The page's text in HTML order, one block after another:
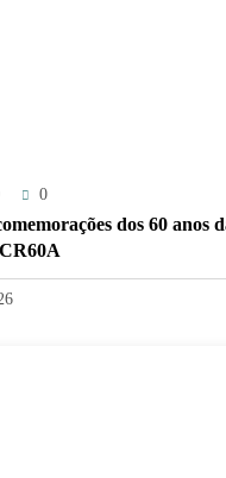
0
dos 60 anos